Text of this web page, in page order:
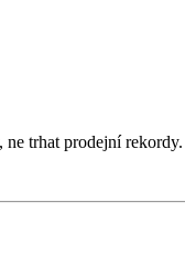
trhat prodejní